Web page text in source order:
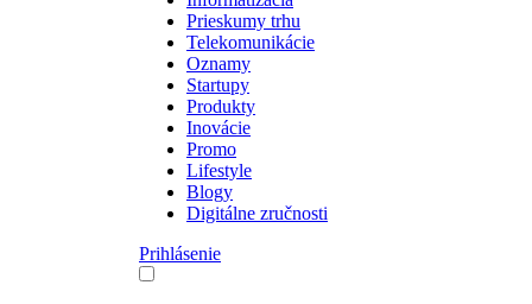
Prieskumy trhu
Telekomunikácie
Oznamy
Startupy
Produkty
Inovácie
Promo
Lifestyle
Blogy
Digitálne zručnosti
Prihlásenie